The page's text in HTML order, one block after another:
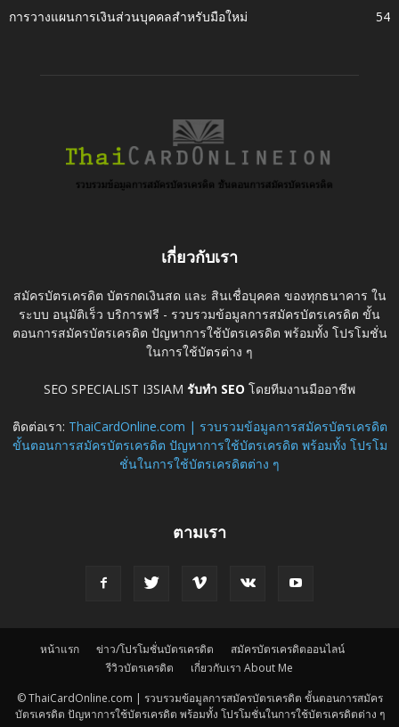
การวางแผนการเงินส่วนบุคคลสำหรับมือใหม่
54
เกี่ยวกับเรา
สมัครบัตรเครดิต บัตรกดเงินสด และ สินเชื่อบุคคล ของทุกธนาคาร ใน
ระบบ อนุมัติเร็ว บริการฟรี - รวบรวมข้อมูลการสมัครบัตรเครดิต ขั้น
ตอนการสมัครบัตรเครดิต ปัญหาการใช้บัตรเครดิต พร้อมทั้ง โปรโมชั่น
ในการใช้บัตรต่าง ๆ
SEO SPECIALIST I3SIAM รับทำ SEO โดยทีมงานมืออาชีพ
ติดต่อเรา: ThaiCardOnline.com | รวบรวมข้อมูลการสมัครบัตรเครดิต
ขั้นตอนการสมัครบัตรเครดิต ปัญหาการใช้บัตรเครดิต พร้อมทั้ง โปรโม
ชั่นในการใช้บัตรเครดิตต่าง ๆ
ตามเรา
หน้าแรก ข่าว/โปรโมชั่นบัตรเครดิต
สมัครบัตรเครดิตออนไลน์
รีวิวบัตรเครดิต
เกี่ยวกับเรา About Me
© ThaiCardOnline.com | รวบรวมข้อมูลการสมัครบัตรเครดิต ขั้นตอนการสมัคร
บัตรเครดิต ปัญหาการใช้บัตรเครดิต พร้อมทั้ง โปรโมชั่นในการใช้บัตรเครดิตต่าง ๆ